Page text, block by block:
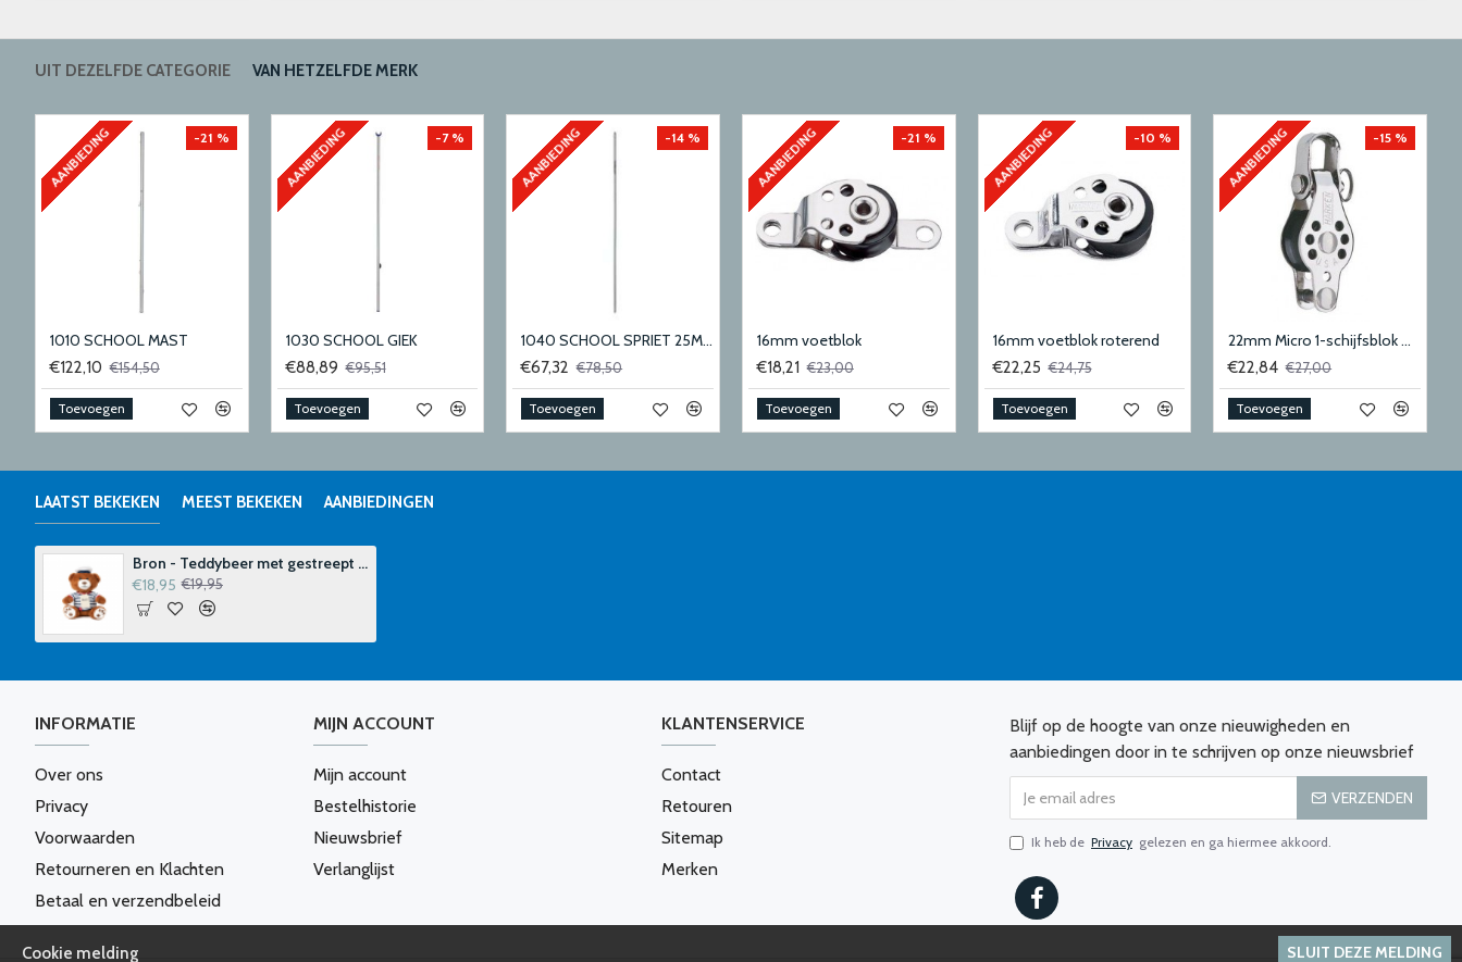
UIT DEZELFDE CATEGORIE VAN HETZELFDE MERK
AANBIEDING -21 %
1010 SCHOOL MAST
€122,10 €154,50
Toevoegen
AANBIEDING -7 %
1030 SCHOOL GIEK
€88,89 €95,51
Toevoegen
AANBIEDING -14 %
1040 SCHOOL SPRIET 25MM
€67,32 €78,50
Toevoegen
AANBIEDING -21 %
16mm voetblok
€18,21 €23,00
Toevoegen
AANBIEDING -10 %
16mm voetblok roterend
€22,25 €24,75
Toevoegen
AANBIEDING -15 %
22mm Micro 1-schijfsblok met hondsvot en sluiting
€22,84 €27,00
Toevoegen
LAATST BEKEKEN MEEST BEKEKEN AANBIEDINGEN
Bron - Teddybeer met gestreept T-shirt
€18,95 €19,95
INFORMATIE
Over ons
Privacy
Voorwaarden
Retourneren en Klachten
Betaal en verzendbeleid
MIJN ACCOUNT
Mijn account
Bestelhistorie
Nieuwsbrief
Verlanglijst
KLANTENSERVICE
Contact
Retouren
Sitemap
Merken
Blijf op de hoogte van onze nieuwigheden en
aanbiedingen door in te schrijven op onze nieuwsbrief
VERZENDEN
Ik heb de Privacy gelezen en ga hiermee akkoord.
SLUIT DEZE MELDING
Cookie melding